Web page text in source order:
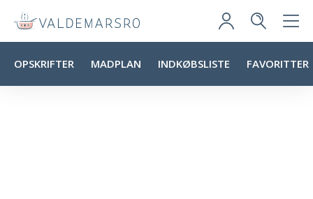
OPSKRIFTER MADPLAN INDKØBSLISTE FAVORITTER